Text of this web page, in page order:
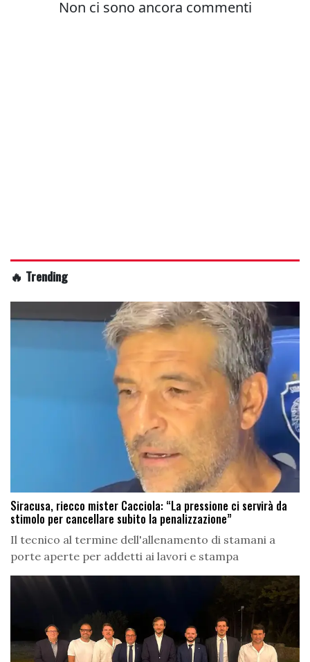
🔥 Trending
Siracusa, riecco mister Cacciola: “La pressione ci servirà da
stimolo per cancellare subito la penalizzazione”
Il tecnico al termine dell'allenamento di stamani a
porte aperte per addetti ai lavori e stampa